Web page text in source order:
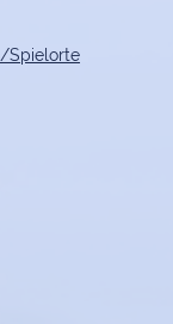
Spielorte